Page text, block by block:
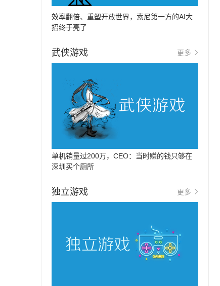
效率翻倍、重塑开放世界，索尼第一方的AI大
招终于亮了
武侠游戏 更多
单机销量过200万，CEO：当时赚的钱只够在
深圳买个厕所
独立游戏 更多